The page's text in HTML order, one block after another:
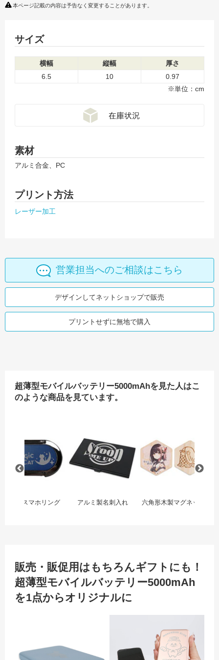
本ページ記載の内容は予告なく変更することがあります。
サイズ
横幅 縦幅
厚さ
6.5
10
0.97
※単位：cm
素材
アルミ合金、PC
プリント方法
レーザー加工
営業担当へのご相談はこちら
デザインしてネットショップで販売
プリントせずに無地で購入
超薄型モバイルバッテリー5000mAhを見た人はこ
のような商品を見ています。
楕円形スマホリング アルミ製名刺入れ 六角形木製マグネット
販売・販促用はもちろんギフトにも！
超薄型モバイルバッテリー5000mAh
を1点からオリジナルに